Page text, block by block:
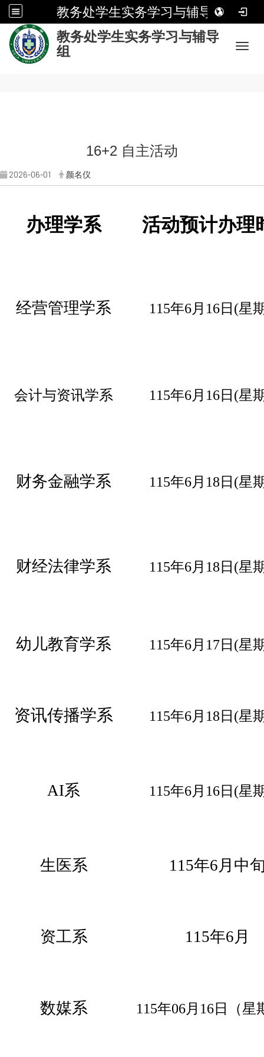
教务处学生实务学习与辅导组
教务处学生实务学习与辅导
组
16+2 自主活动
2026-06-01 颜名仪
办理学系 活动预计办理
经营管理学系 115年6月16日(星
会计与资讯学系 115年6月16日(星
财务金融学系 115年6月18日(星
财经法律学系 115年6月18日(星
幼儿教育学系 115年6月17日(星
资讯传播学系 115年6月18日(星
AI系 115年6月16日(星
生医系 115年6月中
资工系 115年6月
数媒系 115年06月16日（星